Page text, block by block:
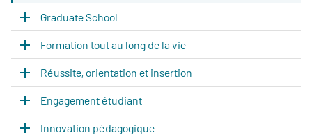
Graduate School
Formation tout au long de la vie
Réussite, orientation et insertion
Engagement étudiant
Innovation pédagogique